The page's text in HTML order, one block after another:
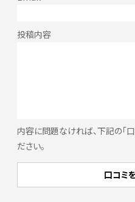
内容に問題なければ、下記の「
ださい。